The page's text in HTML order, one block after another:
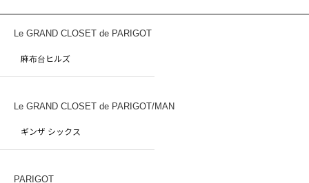
Le GRAND CLOSET de PARIGOT
麻布台ヒルズ
Le GRAND CLOSET de PARIGOT/MAN
ギンザ シックス
PARIGOT